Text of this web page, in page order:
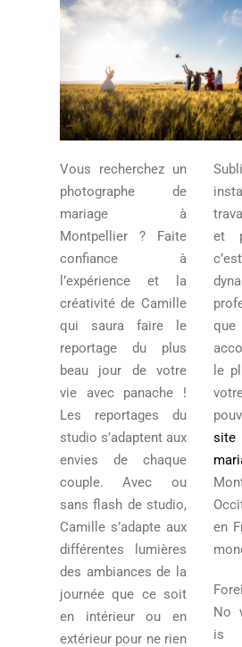
Vous recherchez un
photographe de
mariage à
Montpellier ? Faite
confiance à
l’expérience et la
créativité de Camille
qui saura faire le
reportage du plus
beau jour de votre
vie avec panache !
Les reportages du
studio s’adaptent aux
envies de chaque
couple. Avec ou
sans flash de studio,
Camille s’adapte aux
différentes lumières
des ambiances de la
journée que ce soit
en intérieur ou en
extérieur pour ne rien
et
le
en
No
is